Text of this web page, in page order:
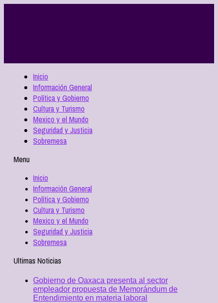
Inicio
Información General
Política y Gobierno
Cultura y Turismo
Mexico y el Mundo
Seguridad y Justicia
Sobremesa
Menu
Inicio
Información General
Política y Gobierno
Cultura y Turismo
Mexico y el Mundo
Seguridad y Justicia
Sobremesa
Ultimas Noticias
Gobierno de Oaxaca presenta al sector
empleador propuesta de Memorándum de
Entendimiento en materia laboral